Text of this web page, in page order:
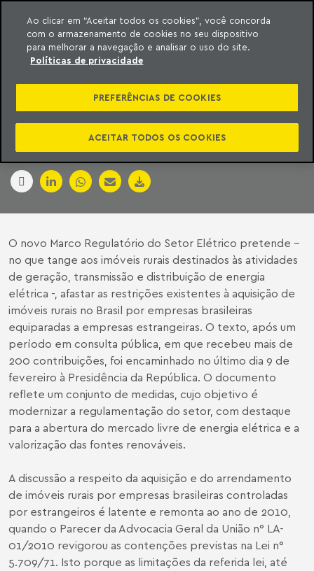
o conteúdo
Machado Meyer
UMA LUZ NO FIM DO
TÚNEL?
O novo Marco Regulatório do Setor Elétrico pretende –
no que tange aos imóveis rurais destinados às atividades
de geração, transmissão e distribuição de energia
elétrica -, afastar as restrições existentes à aquisição de
imóveis rurais no Brasil por empresas brasileiras
equiparadas a empresas estrangeiras. O texto, após um
período em consulta pública, em que recebeu mais de
200 contribuições, foi encaminhado no último dia 9 de
fevereiro à Presidência da República. O documento
reflete um conjunto de medidas, cujo objetivo é
modernizar a regulamentação do setor, com destaque
para a abertura do mercado livre de energia elétrica e a
valorização das fontes renováveis.
A discussão a respeito da aquisição e do arrendamento
de imóveis rurais por empresas brasileiras controladas
por estrangeiros é latente e remonta ao ano de 2010,
quando o Parecer da Advocacia Geral da União n° LA-
01/2010 revigorou as contenções previstas na Lei n°
5.709/71. Isto porque as limitações da referida lei, até
Ao clicar em “Aceitar todos os cookies”, você concorda
com o armazenamento de cookies no seu dispositivo
para melhorar a navegação e analisar o uso do site.
Políticas de privacidade
PREFERÊNCIAS DE COOKIES
ACEITAR TODOS OS COOKIES